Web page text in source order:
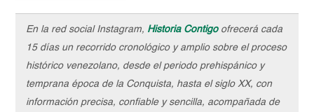
En la red social Instagram, Historia Contigo ofrecerá cada
15 días un recorrido cronológico y amplio sobre el proceso
histórico venezolano, desde el periodo prehispánico y
temprana época de la Conquista, hasta el siglo XX, con
información precisa, confiable y sencilla, acompañada de